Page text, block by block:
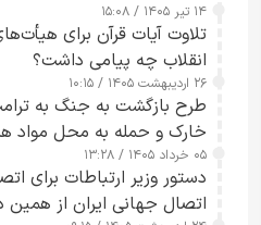
۱۴ تیر ۱۴۰۵ / ۱۵:۰۸
تلاوت آیات قرآن برای
انقلاب چه پیامی داشت؟
۲۶ اردیبهشت ۱۴۰۵ / ۱۰:۱۵
طرح‌ بازگشت به جنگ به
خارک و حمله به محل
۰۵ خرداد ۱۴۰۵ / ۱۳:۲۸
دستور وزیر ارتباطات برای
اتصال جهانی ایران از